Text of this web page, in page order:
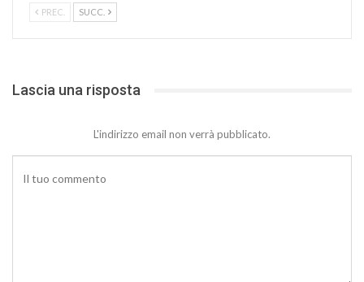
PREC. SUCC.
Lascia una risposta
L'indirizzo email non verrà pubblicato.